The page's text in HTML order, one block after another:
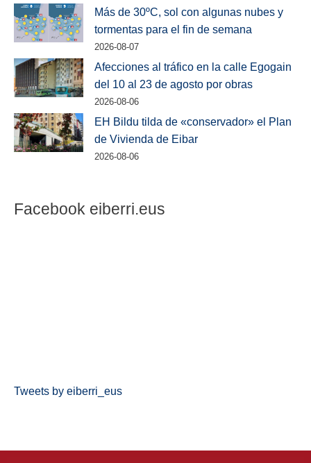
Más de 30ºC, sol con algunas nubes y
tormentas para el fin de semana
2026-08-07
Afecciones al tráfico en la calle Egogain
del 10 al 23 de agosto por obras
2026-08-06
EH Bildu tilda de «conservador» el Plan
de Vivienda de Eibar
2026-08-06
Facebook eiberri.eus
Tweets by eiberri_eus